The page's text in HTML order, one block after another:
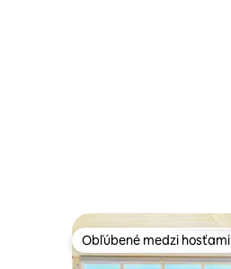
Obľúbené medzi hosťami
Obľúbené medzi hosťami